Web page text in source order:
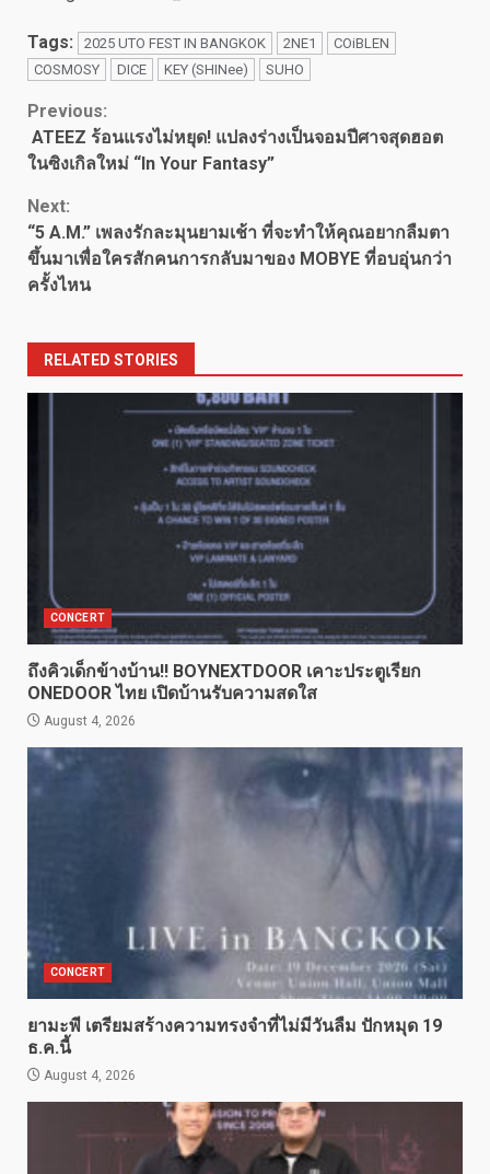
Tags: 2025 UTO FEST IN BANGKOK 2NE1
COiBLEN
COSMOSY
DICE KEY (SHINee) SUHO
Continue
Reading
Previous:
ATEEZ ร้อนแรงไม่หยุด! แปลงร่างเป็นจอมปีศาจสุดฮอต
ในซิงเกิลใหม่ “In Your Fantasy”
Next:
“5 A.M.” เพลงรักละมุนยามเช้า ที่จะทำให้คุณอยากลืมตา
ขึ้นมาเพื่อใครสักคนการกลับมาของ MOBYE ที่อบอุ่นกว่า
ครั้งไหน
RELATED STORIES
CONCERT
ถึงคิวเด็กข้างบ้าน!! BOYNEXTDOOR เคาะประตูเรียก
ONEDOOR ไทย เปิดบ้านรับความสดใส
August 4, 2026
CONCERT
ยามะพี เตรียมสร้างความทรงจำที่ไม่มีวันลืม ปักหมุด 19
ธ.ค.นี้
August 4, 2026